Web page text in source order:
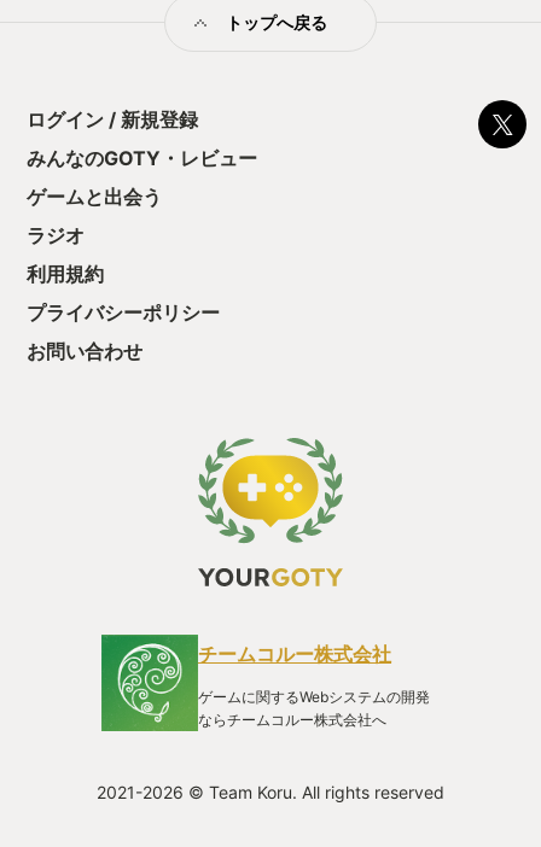
ば、ゲーム内で出てくるステージで、ワンダリア遊園地という
隅々まで探索していくと、新たな発見に繋がるのがこのゲーム
れないが、終盤の展開がかなり衝撃的で世界観をより深めてい
るものになっているので是非プレイしてもらいたい。 「星のカ
ービィ ディスカバリー」は30年のカービィの歴史と、これから
のカービィの可能性を詰め込んだ、そんな作品であると思う。
トップへ戻る
ログイン / 新規登録
みんなのGOTY・レビュー
ゲームと出会う
ラジオ
利用規約
プライバシーポリシー
お問い合わせ
チームコルー株式会社
ゲームに関するWebシステムの開発
ならチームコルー株式会社へ
2021-2026 © Team Koru. All rights reserved